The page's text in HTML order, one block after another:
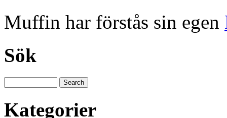
Muffin har förstås sin egen
Sök
Kategorier